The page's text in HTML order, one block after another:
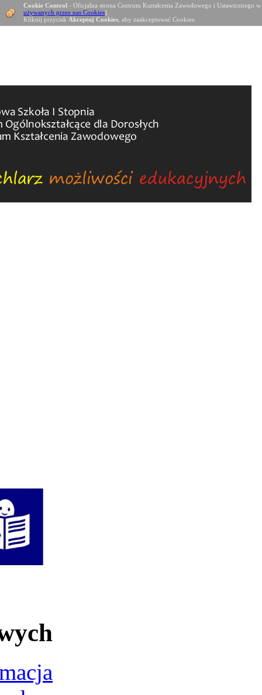
Cookie Control - Oficjalna strona Centrum Kształcenia Zawodowego i
używanych przez nas Cookies].
Kliknij przycisk Akceptuj Cookies , aby zaakceptować Cookies.